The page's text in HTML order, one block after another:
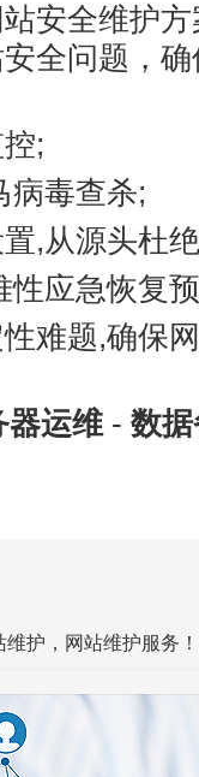
安全维护
全问题，
;
毒查杀;
,从源头杜
应急恢复
难题,确保
器运维- 数
护，网站维护服务！